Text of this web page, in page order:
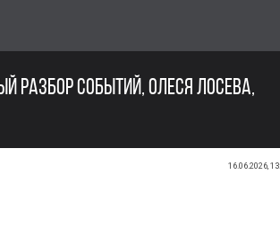
РАЗБОР СОБЫТИЙ, ОЛЕСЯ ЛОСЕВА,
16.06.2026,